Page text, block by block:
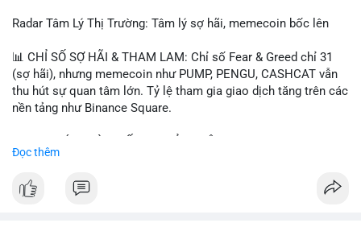
Radar Tâm Lý Thị Trường: Tâm lý sợ hãi, memecoin bốc lên
📊 CHỈ SỐ SỢ HÃI & THAM LAM: Chỉ số Fear & Greed chỉ 31
(sợ hãi), nhưng memecoin như PUMP, PENGU, CASHCAT vẫn
thu hút sự quan tâm lớn. Tỷ lệ tham gia giao dịch tăng trên các
nền tảng như Binance Square.
CASHCAT, SUI, TAO xuất hiện nhiều trong tìm kiếm Việt Nam
hấp dẫn. Bàn tán về SPCX và SAGA cũng hấp dẫn.
Đọc thêm